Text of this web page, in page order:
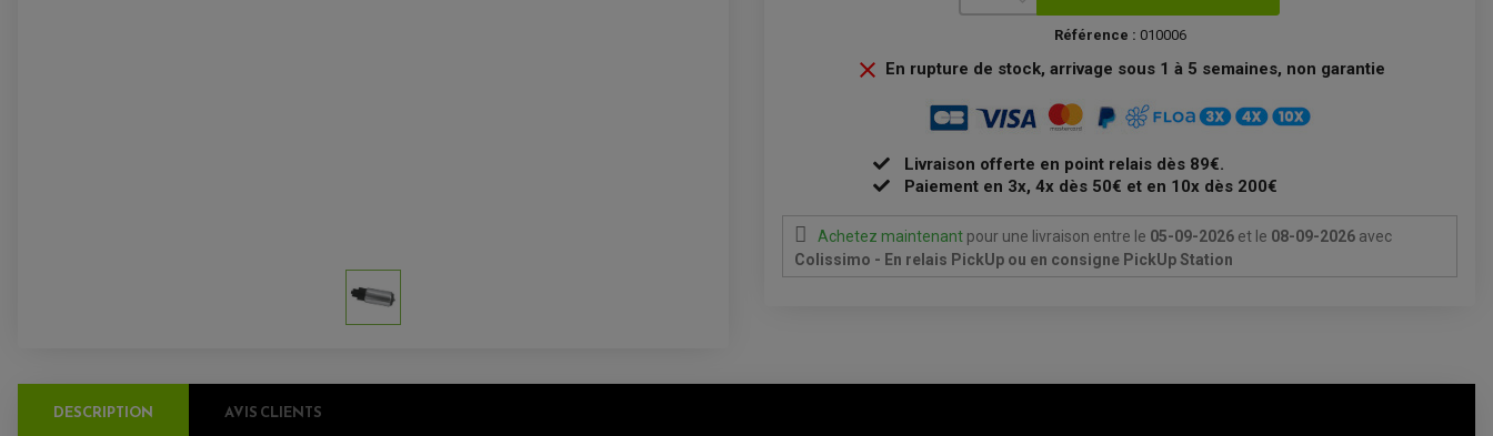
Référence : 010006
 En rupture de stock, arrivage sous 1 à 5 semaines, non garantie
Livraison offerte en point relais dès 89€.
Paiement en 3x, 4x dès 50€ et en 10x dès 200€
Achetez maintenant pour une livraison entre le 05-09-2026 et le 08-09-2026 avec
Colissimo - En relais PickUp ou en consigne PickUp Station
DESCRIPTION AVIS CLIENTS